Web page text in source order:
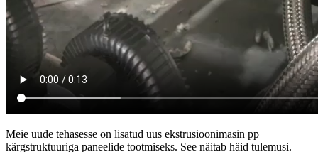
Meie uude tehasesse on lisatud uus ekstrusioonimasin pp
kärgstruktuuriga paneelide tootmiseks. See näitab häid tulemusi.